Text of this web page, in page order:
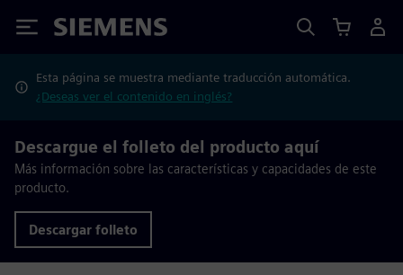
Siemens
Esta página se muestra mediante traducción automática.
¿Deseas ver el contenido en inglés?
Descargue el folleto del producto aquí
Más información sobre las características y capacidades de este
producto.
Descargar folleto